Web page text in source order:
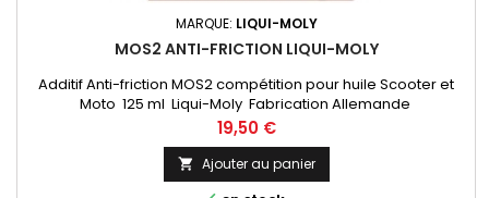
MARQUE: LIQUI-MOLY
MOS2 ANTI-FRICTION LIQUI-MOLY
Additif Anti-friction MOS2 compétition pour huile Scooter et
Moto 125 ml Liqui-Moly Fabrication Allemande
Prix
19,50 €
 Ajouter au panier